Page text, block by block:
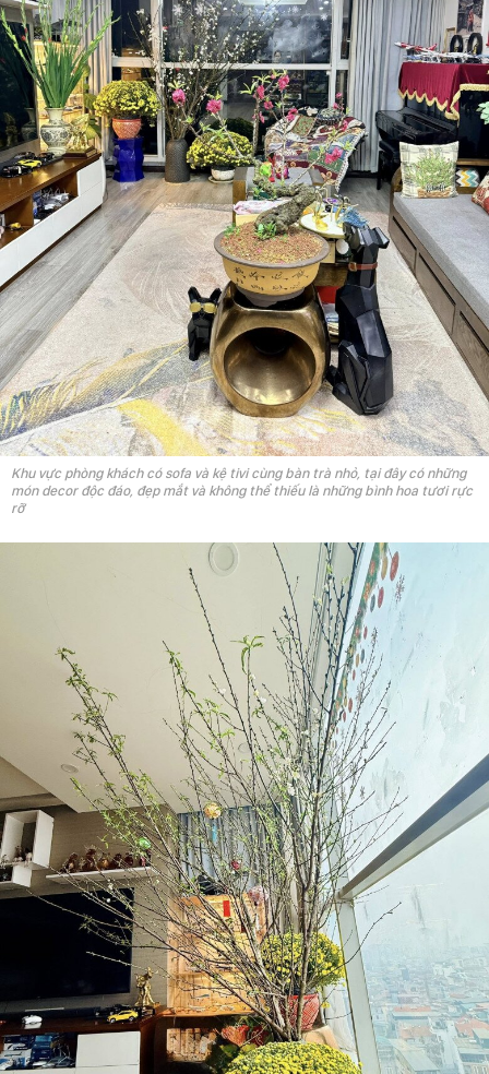
Khu vực phòng khách có sofa và kệ tivi cùng bàn trà nhỏ, tại đây có những
món decor độc đáo, đẹp mắt và không thể thiếu là những bình hoa tươi rực
rỡ